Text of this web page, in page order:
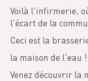
Voilà l'infirmerie,
l'écart de la
Ceci est la
la maison de l'eau !
Venez découvrir la